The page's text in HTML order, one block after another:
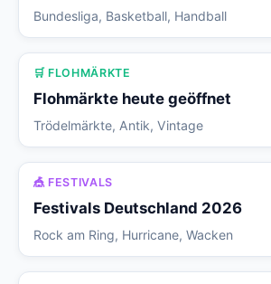
Bundesliga, Basketball, Handball
🛒 FLOHMÄRKTE
Flohmärkte heute geöffnet
Trödelmärkte, Antik, Vintage
🎪 FESTIVALS
Festivals Deutschland 2026
Rock am Ring, Hurricane, Wacken